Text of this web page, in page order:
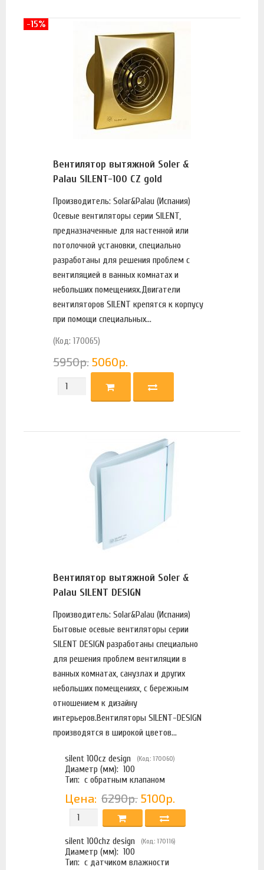
Вентилятор вытяжной Soler &
Palau SILENT-100 CZ gold
Производитель: Solar&Palau (Испания)
Осевые вентиляторы серии SILENT,
предназначенные для настенной или
потолочной установки, специально
разработаны для решения проблем с
вентиляцией в ванных комнатах и
небольших помещениях.Двигатели
вентиляторов SILENT крепятся к корпусу
при помощи специальных...
(Код: 170065)
5950р. 5060р.
-15%
Вентилятор вытяжной Soler &
Palau SILENT DESIGN
Производитель: Solar&Palau (Испания)
Бытовые осевые вентиляторы серии
SILENT DESIGN разработаны специально
для решения проблем вентиляции в
ванных комнатах, санузлах и других
небольших помещениях, с бережным
отношением к дизайну
интерьеров.Вентиляторы SILENT-DESIGN
производятся в широкой цветов...
silent 100cz design (Код: 170060)
Диаметр (мм):100
Тип:с обратным клапаном
Цена:6290р. 5100р.
silent 100chz design (Код: 170116)
Диаметр (мм):100
Тип:с датчиком влажности